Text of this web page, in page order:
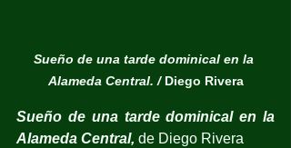
Sueño de una tarde dominical en la
Alameda Central. / Diego Rivera
Sueño de una tarde dominical en la
Alameda Central, de Diego Rivera